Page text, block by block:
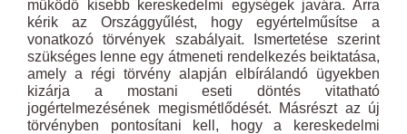
működő kisebb kereskedelmi egységek javára. Arra
kérik az Országgyűlést, hogy egyértelműsítse a
vonatkozó törvények szabályait. Ismertetése szerint
szükséges lenne egy átmeneti rendelkezés beiktatása,
amely a régi törvény alapján elbírálandó ügyekben
kizárja a mostani eseti döntés vitatható
jogértelmezésének megismétlődését. Másrészt az új
törvényben pontosítani kell, hogy a kereskedelmi